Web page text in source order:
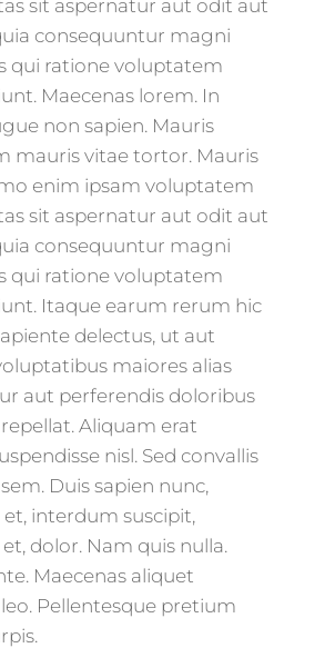
sit aspernatur aut odit aut
consequuntur magni
qui ratione voluptatem
Maecenas lorem. In
non sapien. Mauris
mauris vitae tortor. Mauris
enim ipsam voluptatem
sit aspernatur aut odit aut
consequuntur magni
qui ratione voluptatem
Itaque earum rerum hic
delectus, ut aut
maiores alias
aut perferendis doloribus
Aliquam erat
nisl. Sed convallis
Duis sapien nunc,
interdum suscipit,
dolor. Nam quis nulla.
Maecenas aliquet
Pellentesque pretium